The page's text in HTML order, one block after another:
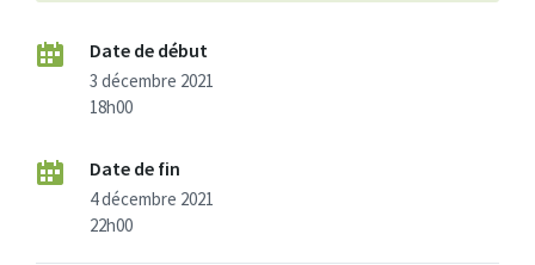
Date de début
3 décembre 2021
18h00
Date de fin
4 décembre 2021
22h00